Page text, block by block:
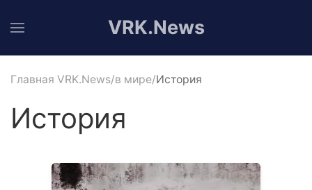
VRK.News
Главная VRK.News в мире История
История